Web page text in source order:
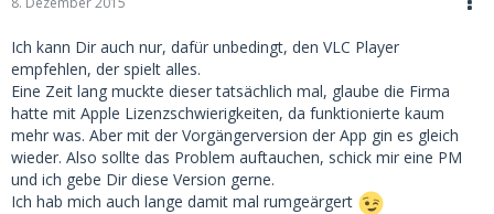
Ich kann Dir auch nur, dafür unbedingt, den VLC Player
empfehlen, der spielt alles.
Eine Zeit lang muckte dieser tatsächlich mal, glaube die Firma
hatte mit Apple Lizenzschwierigkeiten, da funktionierte kaum
mehr was. Aber mit der Vorgängerversion der App gin es gleich
wieder. Also sollte das Problem auftauchen, schick mir eine PM
und ich gebe Dir diese Version gerne.
Ich hab mich auch lange damit mal rumgeärgert